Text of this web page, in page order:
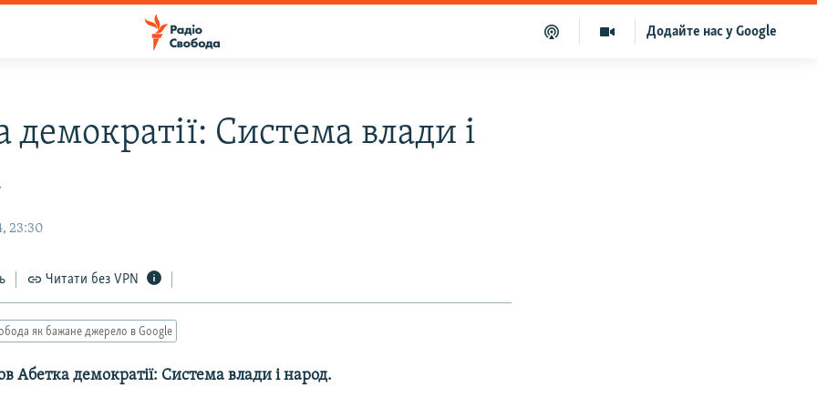
Додайте нас у Google
демократії: Система влади і
23:30
Читати без VPN
як бажане джерело в Google
Абетка демократії: Система влади і народ.